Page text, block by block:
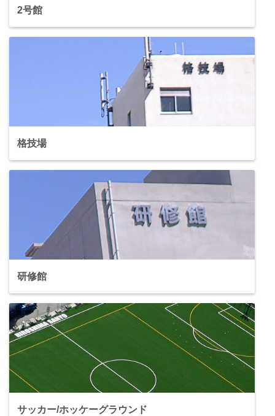
2号館
格技場
研修館
サッカー/ホッケーグラウンド